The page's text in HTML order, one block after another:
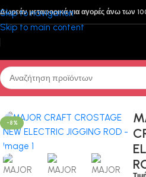
Skip to navigation
Skip to main content
Δωρεάν μεταφορικά για αγορές άνω των
Αρχική σελίδα/Καλάμια Ψαρέματος/
-8%